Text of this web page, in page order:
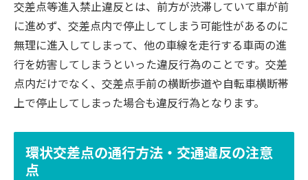
交差点等進入禁止違反とは、前方が渋滞していて車が前
に進めず、交差点内で停止してしまう可能性があるのに
無理に進入してしまって、他の車線を走行する車両の進
行を妨害してしまうといった違反行為のことです。交差
点内だけでなく、交差点手前の横断歩道や自転車横断帯
上で停止してしまった場合も違反行為となります。
環状交差点の通行方法・交通違反の注意
点